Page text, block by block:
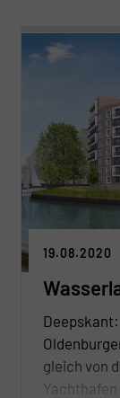
19.08.2020
gleich von
Yachthafen